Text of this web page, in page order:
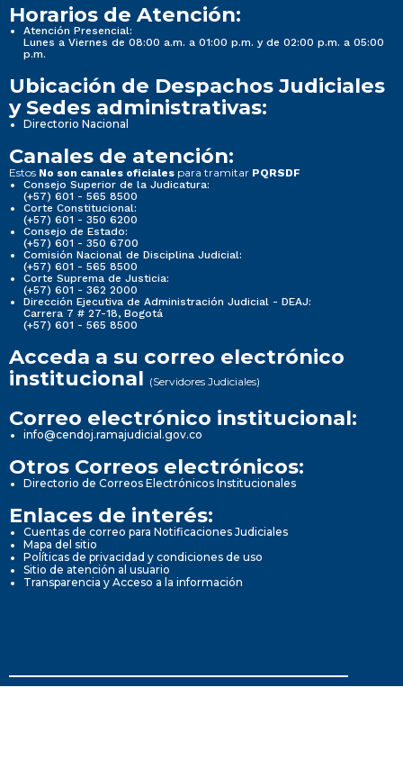
Horarios de Atención:
Atención Presencial:
Lunes a Viernes de 08:00 a.m. a 01:00 p.m. y de 02:00 p.m. a 05:00
p.m.
Ubicación de Despachos Judiciales
y Sedes administrativas:
Directorio Nacional
Canales de atención:
Estos No son canales oficiales para tramitar PQRSDF
Consejo Superior de la Judicatura:
(+57) 601 - 565 8500
Corte Constitucional:
(+57) 601 - 350 6200
Consejo de Estado:
(+57) 601 - 350 6700
Comisión Nacional de Disciplina Judicial:
(+57) 601 - 565 8500
Corte Suprema de Justicia:
(+57) 601 - 362 2000
Dirección Ejecutiva de Administración Judicial - DEAJ:
Carrera 7 # 27-18, Bogotá
(+57) 601 - 565 8500
Acceda a su correo electrónico
institucional (Servidores Judiciales)
Correo electrónico institucional:
info@cendoj.ramajudicial.gov.co
Otros Correos electrónicos:
Directorio de Correos Electrónicos Institucionales
Enlaces de interés:
Cuentas de correo para Notificaciones Judiciales
Mapa del sitio
Políticas de privacidad y condiciones de uso
Sitio de atención al usuario
Transparencia y Acceso a la información